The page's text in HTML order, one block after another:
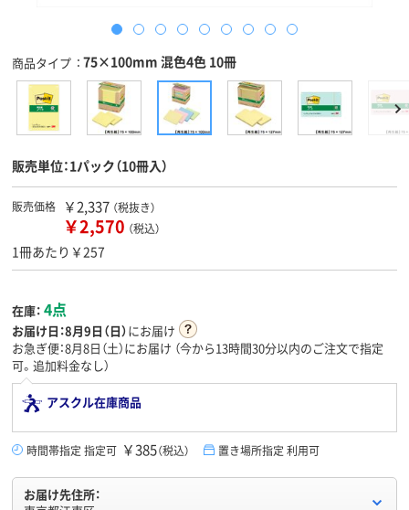
商品タイプ 75×100mm 混色4色 10冊
販売単位：1パック（10冊入）
販売価格 ￥2,337 （税抜き）
￥2,570 （税込）
1冊あたり￥257
在庫： 4点
お届け日：8月9日（日）にお届け
お急ぎ便：8月8日（土）にお届け （今から13時間30分以内のご注文で指定
可。追加料金なし）
アスクル在庫商品
時間帯指定 指定可 ￥385（税込） 置き場所指定 利用可
お届け先住所：